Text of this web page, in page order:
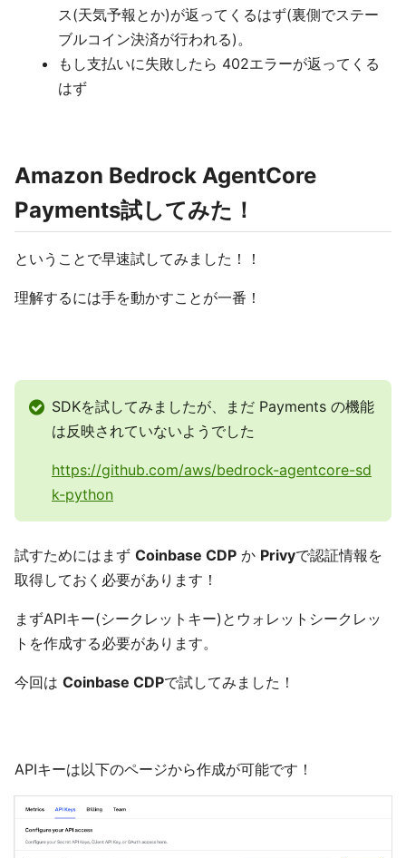
ス(天気予報とか)が返ってくるはず(裏側でステー
ブルコイン決済が行われる)。
もし支払いに失敗したら 402エラーが返ってくる
はず
Amazon Bedrock AgentCore
Payments試してみた！
ということで早速試してみました！！
理解するには手を動かすことが一番！
SDKを試してみましたが、まだ Payments の機能
は反映されていないようでした
https://github.com/aws/bedrock-agentcore-sd
k-python
試すためにはまず Coinbase CDP か Privyで認証情報を
取得しておく必要があります！
まずAPIキー(シークレットキー)とウォレットシークレッ
トを作成する必要があります。
今回は Coinbase CDPで試してみました！
APIキーは以下のページから作成が可能です！